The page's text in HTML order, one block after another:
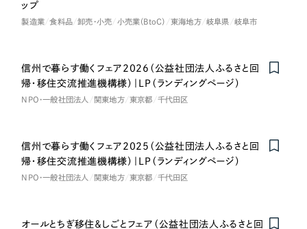
ップ
製造業 食料品 卸売・小売 小売業（BtoC） 東海地方 岐阜県 岐阜市
信州で暮らす働くフェア2026（公益社団法人ふるさと回
帰・移住交流推進機構様）｜LP（ランディングページ）
NPO・一般社団法人 関東地方 東京都 千代田区
信州で暮らす働くフェア2025（公益社団法人ふるさと回
帰・移住交流推進機構様）｜LP（ランディングページ）
NPO・一般社団法人 関東地方 東京都 千代田区
オールとちぎ移住＆しごとフェア（公益社団法人ふるさと回